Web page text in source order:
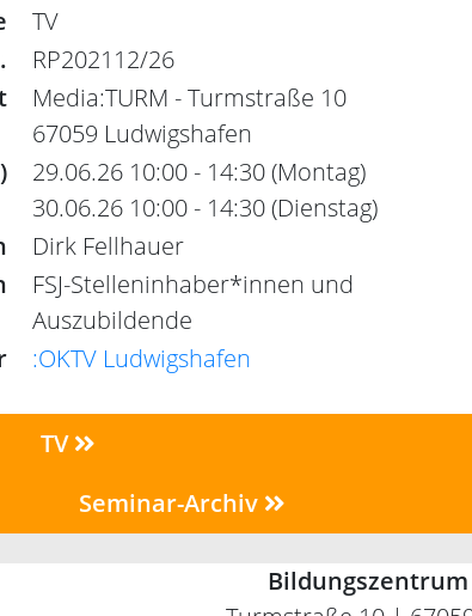
TV
RP202112/26
Media:TURM - Turmstraße 10
67059 Ludwigshafen
29.06.26 10:00 - 14:30 (Montag)
30.06.26 10:00 - 14:30 (Dienstag)
Dirk Fellhauer
FSJ-Stelleninhaber*innen und
Auszubildende
:OKTV Ludwigshafen
TV
Seminar-Archiv
Bildungszentrum